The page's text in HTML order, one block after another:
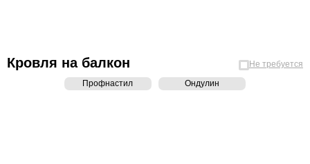
Кровля на балкон
Не требуется
Профнастил
Ондулин